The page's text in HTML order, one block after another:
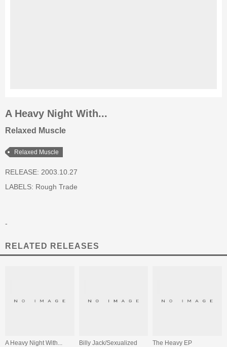
A Heavy Night With...
Relaxed Muscle
Relaxed Muscle
RELEASE: 2003.10.27
LABELS: Rough Trade
-
RELATED RELEASES
A Heavy Night With... Billy Jack/Sexualized The Heavy EP